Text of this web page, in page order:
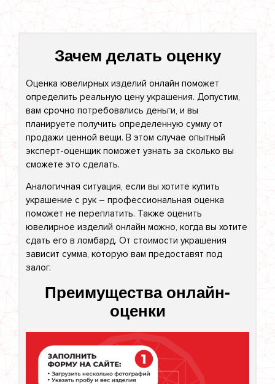
Зачем делать оценку
Оценка ювелирных изделий онлайн поможет
определить реальную цену украшения. Допустим,
вам срочно потребовались деньги, и вы
планируете получить определенную сумму от
продажи ценной вещи. В этом случае опытный
эксперт-оценщик поможет узнать за сколько вы
сможете это сделать.
Аналогичная ситуация, если вы хотите купить
украшение с рук – профессиональная оценка
поможет не переплатить. Также оценить
ювелирное изделий онлайн можно, когда вы хотите
сдать его в ломбард. От стоимости украшения
зависит сумма, которую вам предоставят под
залог.
Преимущества онлайн-
оценки